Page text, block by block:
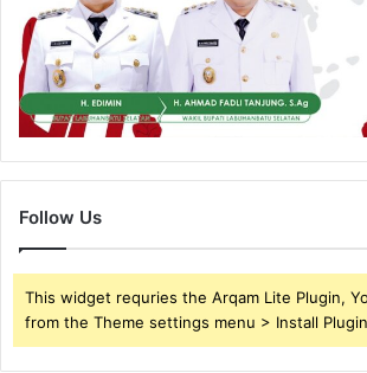
Follow Us
This widget requries the Arqam Lite Plugin,
from the Theme settings menu > Install